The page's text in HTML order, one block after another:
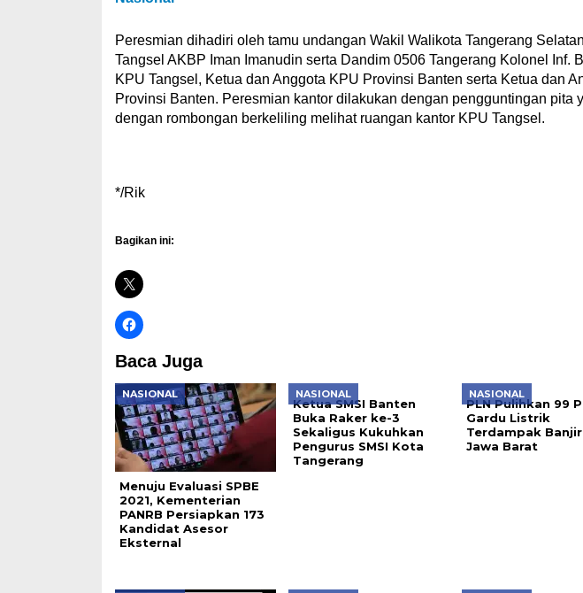
Peresmian dihadiri oleh tamu undangan Wakil Walikota Tangerang
Tangsel AKBP Iman Imanudin serta Dandim 0506 Tangerang Kolonel Inf.
KPU Tangsel, Ketua dan Anggota KPU Provinsi Banten serta Ketua dan
Provinsi Banten. Peresmian kantor dilakukan dengan pengguntingan pita
dengan rombongan berkeliling melihat ruangan kantor KPU Tangsel.
*/Rik
Bagikan ini:
Baca Juga
NASIONAL
Menuju Evaluasi SPBE
2021, Kementerian
PANRB Persiapkan 173
Kandidat Asesor
Eksternal
NASIONAL
Ketua SMSI Banten
Buka Raker ke-3
Sekaligus Kukuhkan
Pengurus SMSI Kota
Tangerang
NASIONAL
PLN Pulihkan 99
Gardu Listrik
Terdampak
Jawa Barat